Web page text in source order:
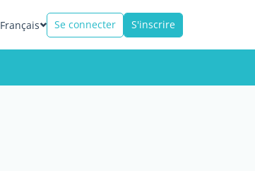
Français Se connecter S'inscrire